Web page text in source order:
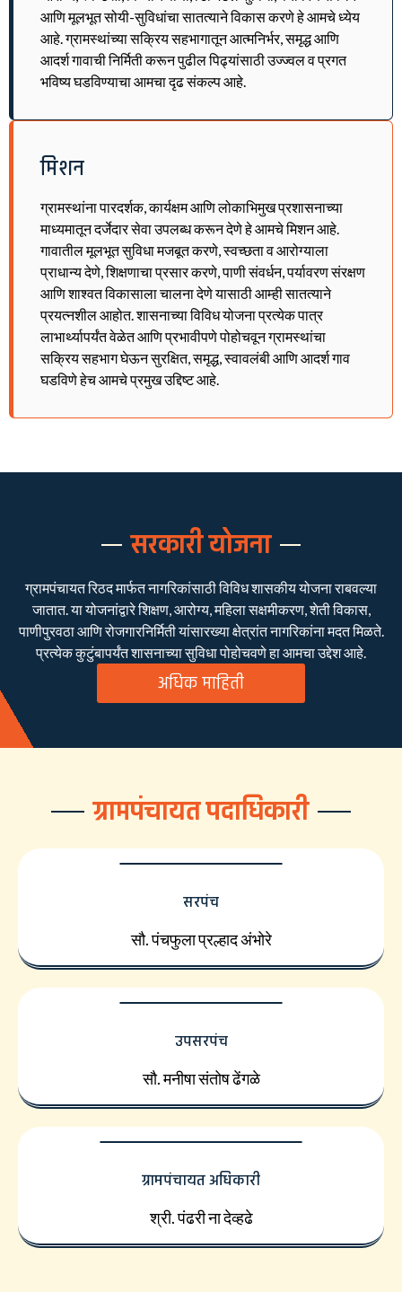
आणि मूलभूत सोयी-सुविधांचा सातत्याने विकास करणे हे आमचे ध्येय
आहे. ग्रामस्थांच्या सक्रिय सहभागातून आत्मनिर्भर, समृद्ध आणि
आदर्श गावाची निर्मिती करून पुढील पिढ्यांसाठी उज्ज्वल व प्रगत
भविष्य घडविण्याचा आमचा दृढ संकल्प आहे.
मिशन
ग्रामस्थांना पारदर्शक, कार्यक्षम आणि लोकाभिमुख प्रशासनाच्या
माध्यमातून दर्जेदार सेवा उपलब्ध करून देणे हे आमचे मिशन आहे.
गावातील मूलभूत सुविधा मजबूत करणे, स्वच्छता व आरोग्याला
प्राधान्य देणे, शिक्षणाचा प्रसार करणे, पाणी संवर्धन, पर्यावरण संरक्षण
आणि शाश्वत विकासाला चालना देणे यासाठी आम्ही सातत्याने
प्रयत्नशील आहोत. शासनाच्या विविध योजना प्रत्येक पात्र
लाभार्थ्यापर्यंत वेळेत आणि प्रभावीपणे पोहोचवून ग्रामस्थांचा
सक्रिय सहभाग घेऊन सुरक्षित, समृद्ध, स्वावलंबी आणि आदर्श गाव
घडविणे हेच आमचे प्रमुख उद्दिष्ट आहे.
सरकारी योजना
ग्रामपंचायत रिठद मार्फत नागरिकांसाठी विविध शासकीय योजना राबवल्या
जातात. या योजनांद्वारे शिक्षण, आरोग्य, महिला सक्षमीकरण, शेती विकास,
पाणीपुरवठा आणि रोजगारनिर्मिती यांसारख्या क्षेत्रांत नागरिकांना मदत मिळते.
प्रत्येक कुटुंबापर्यंत शासनाच्या सुविधा पोहोचवणे हा आमचा उद्देश आहे.
अधिक माहिती
ग्रामपंचायत पदाधिकारी
सरपंच
सौ. पंचफुला प्रल्हाद अंभोरे
उपसरपंच
सौ. मनीषा संतोष ढेंगळे
ग्रामपंचायत अधिकारी
श्री. पंढरी ना देव्हढे